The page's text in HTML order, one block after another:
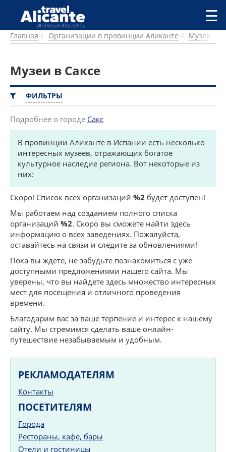
Перейти к основному содержанию
ГОРОДА
ПИТАНИЕ
ПРОЖИВАНИЕ
ПЛЯЖИ
ДОСТОПРИМЕЧАТЕЛЬНОСТИ
КЕМПИНГ
КОМАРКИ (РАЙОНЫ)
РЕЦЕПТЫ
ПРЕДЛОЖЕНИЯ
СТАТЬИ
УСЛУГИ
☰
Главная Организации в провинции Аликанте Музеи
Музеи в Саксе
ФИЛЬТРЫ
Подробнее о городе Сакс
В провинции Аликанте в Испании есть несколько
интересных музеев, отражающих богатое
культурное наследие региона. Вот некоторые из
них:
Скоро! Список всех организаций %2 будет доступен!
Мы работаем над созданием полного списка
организаций %2. Скоро вы сможете найти здесь
информацию о всех заведениях. Пожалуйста,
оставайтесь на связи и следите за обновлениями!
Пока вы ждете, не забудьте познакомиться с уже
доступными предложениями нашего сайта. Мы
уверены, что вы найдете здесь множество интересных
мест для посещения и отличного проведения
времени.
Благодарим вас за ваше терпение и интерес к нашему
сайту. Мы стремимся сделать ваше онлайн-
путешествие незабываемым и удобным.
РЕКЛАМОДАТЕЛЯМ
Контакты
ПОСЕТИТЕЛЯМ
Города
Рестораны, кафе, бары
Отели и гостиницы